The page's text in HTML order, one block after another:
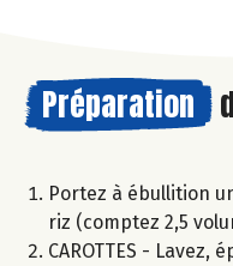
Préparation
Portez à ébullition
riz (comptez 2,5
CAROTTES - Lavez,